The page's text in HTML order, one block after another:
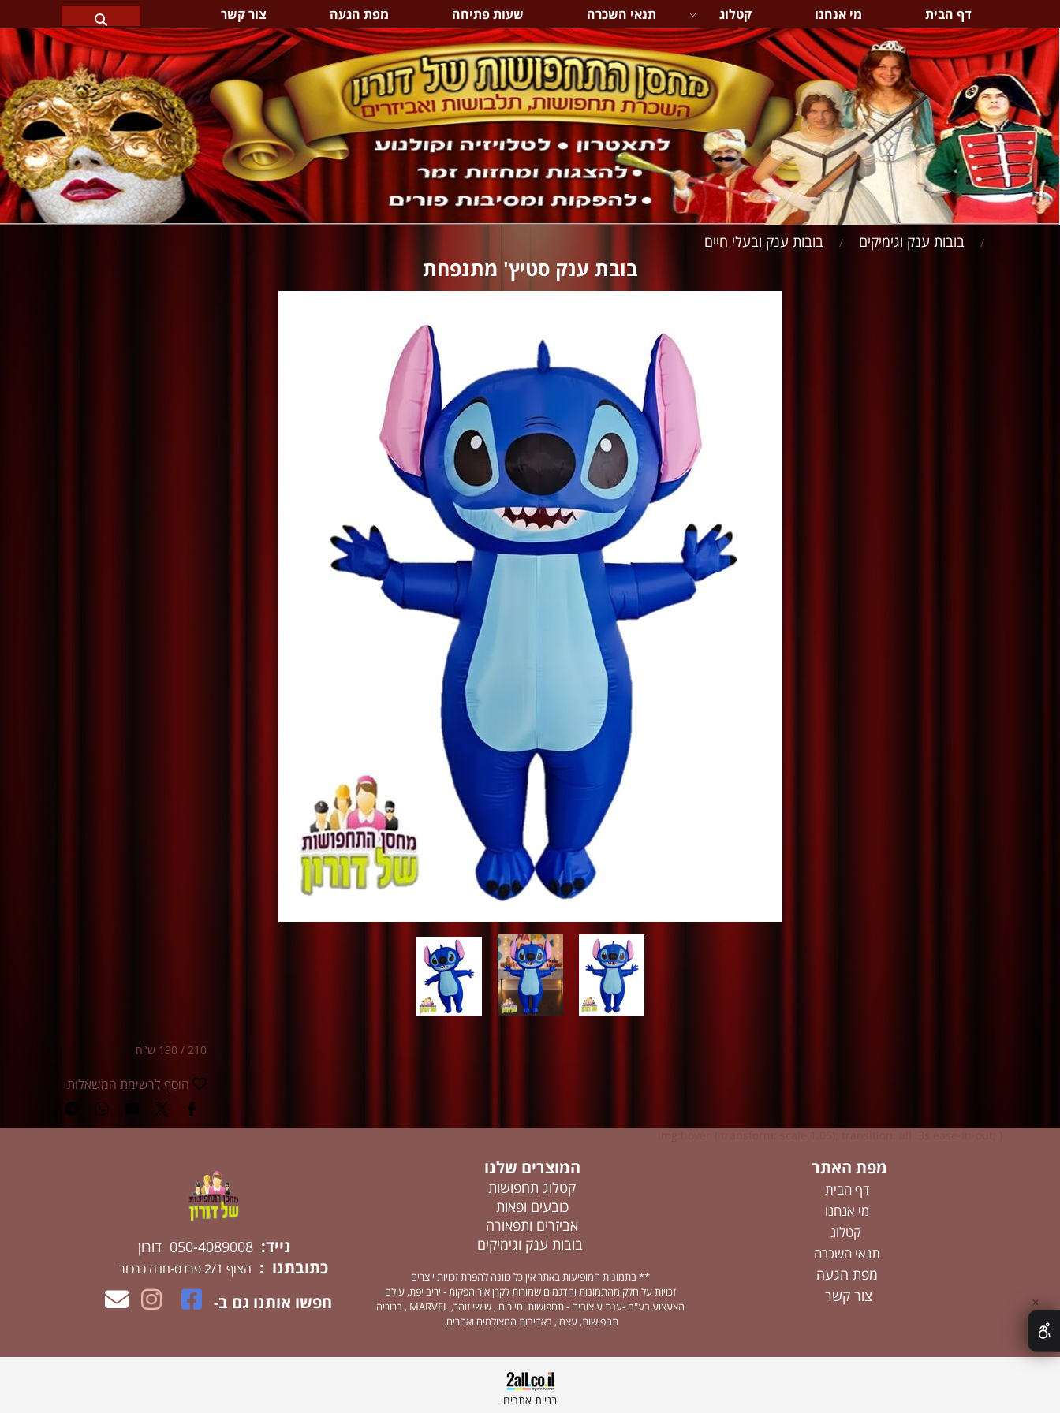
דף הבית מי אנחנו קטלוג תנאי השכרה שעות פתיחה מפת הגעה צור קשר
/ בובות ענק וגימיקים / בובות ענק ובעלי חיים
‏‏בובת ענק סטיץ' מתנפחת
210 / 190 ש"ח
הוסף לרשימת המשאלות
מפת האתר
דף הבית
מי אנחנו
קטלוג
תנאי השכרה
מפת הגעה
צור קשר
המוצרים שלנו
קטלוג תחפושות
כובעים ופאות
אביזרים ותפאורה
בובות ענק וגימיקים
** בתמונות המופיעות באתר אין כל כוונה להפרת זכויות יוצרים
זכויות על חלק מהתמונות והדגמים שמורות לקרן אור הפקות - יריב יפת, עולם
הצעצוע בע"מ -ענת עיצובים - תחפושות וחיוכים , שושי זוהר, MARVEL , ברוריה
תחפושות, עצמי, באדיבות המצולמים ואחרים.
נייד: 050-4089008 דורון
כתובתנו : הצוף 2/1 פרדס-חנה כרכור
חפשו אותנו גם ב-
בניית אתרים
✕